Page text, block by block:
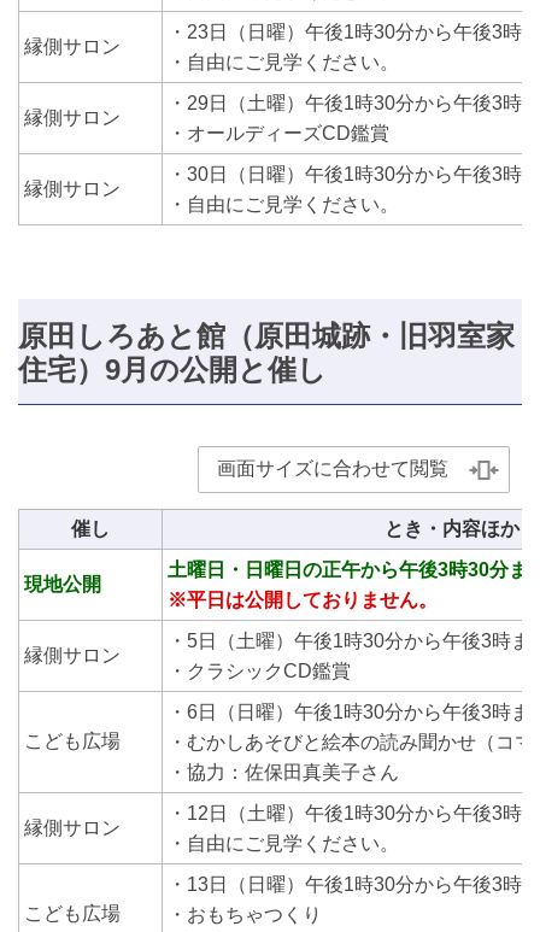
縁側サロン
・23日（日曜）午後1時30分から午後3時
・自由にご見学ください。
縁側サロン
・29日（土曜）午後1時30分から午後3時
・オールディーズCD鑑賞
縁側サロン
・30日（日曜）午後1時30分から午後3時
・自由にご見学ください。
原田しろあと館（原田城跡・旧羽室家
住宅）9月の公開と催し
画面サイズに合わせて閲覧
催し とき・内容ほか
現地公開
土曜日・日曜日の正午から午後3時30分ま
※平日 は公開しておりません。
縁側サロン
・5日（土曜）午後1時30分から午後3時ま
・クラシックCD鑑賞
こども広場
・6日（日曜）午後1時30分から午後3時ま
・むかしあそびと絵本の読み聞かせ（コ
・協力：佐保田真美子さん
縁側サロン
・12日（土曜）午後1時30分から午後3時
・自由にご見学ください。
こども広場
・13日（日曜）午後1時30分から午後3時
・おもちゃつくり